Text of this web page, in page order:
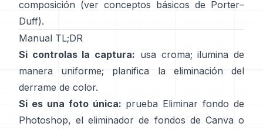
composición (ver conceptos básicos de Porter–
Duff).
Manual TL;DR
Si controlas la captura: usa croma; ilumina de
manera uniforme; planifica la
eliminación del
derrame de color.
Si es una foto única: prueba Eliminar fondo de
Photoshop, eleliminador de fondos de Canva o